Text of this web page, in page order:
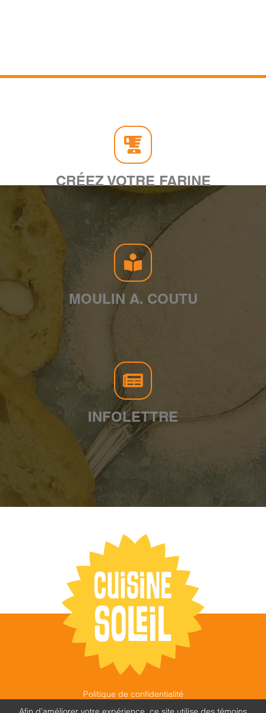
CRÉEZ VOTRE FARINE
MOULIN A. COUTU
INFOLETTRE
Politique de confidentialité
©
CUISINE SOLEIL 2026 | FEU FOLLET - DESIGN •